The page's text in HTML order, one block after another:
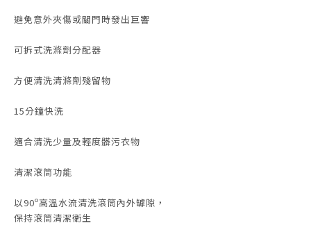
避免意外夾傷或關門時發出巨響
可拆式洗滌劑分配器
方便清洗清滌劑殘留物
15分鐘快洗
適合清洗少量及輕度髒污衣物
清潔滾筒功能
以90º高溫水流清洗滾筒內外罅隙，
保持滾筒清潔衛生